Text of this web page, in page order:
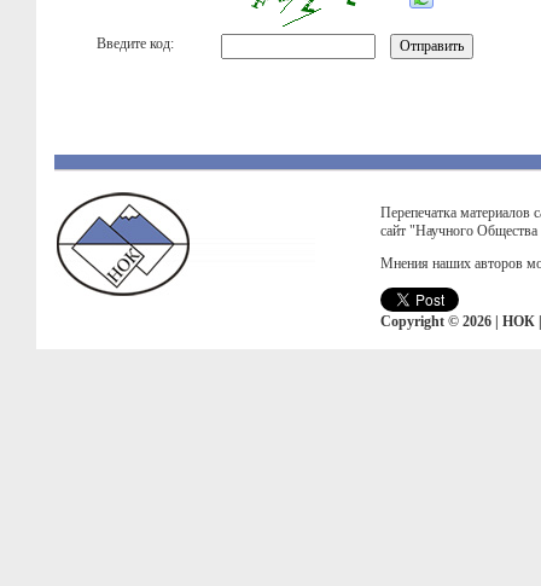
Введите код:
Перепечатка материалов
сайт "Научного
Мнения наших авторов
Copyright © 2026 | НОК